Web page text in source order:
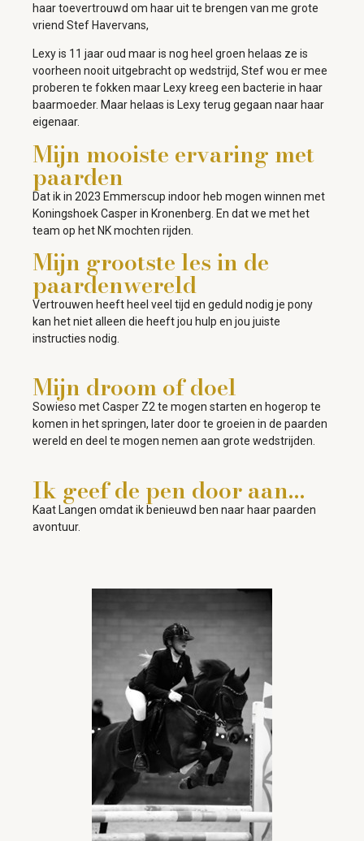
haar toevertrouwd om haar uit te brengen van me grote
vriend Stef Havervans,
Lexy is 11 jaar oud maar is nog heel groen helaas ze is
voorheen nooit uitgebracht op wedstrijd, Stef wou er mee
proberen te fokken maar Lexy kreeg een bacterie in haar
baarmoeder. Maar helaas is Lexy terug gegaan naar haar
eigenaar.
Mijn mooiste ervaring met
paarden
Dat ik in 2023 Emmerscup indoor heb mogen winnen met
Koningshoek Casper in Kronenberg. En dat we met het
team op het NK mochten rijden.
Mijn grootste les in de
paardenwereld
Vertrouwen heeft heel veel tijd en geduld nodig je pony
kan het niet alleen die heeft jou hulp en jou juiste
instructies nodig.
Mijn droom of doel
Sowieso met Casper Z2 te mogen starten en hogerop te
komen in het springen, later door te groeien in de paarden
wereld en deel te mogen nemen aan grote wedstrijden.
Ik geef de pen door aan…
Kaat Langen omdat ik benieuwd ben naar haar paarden
avontuur.